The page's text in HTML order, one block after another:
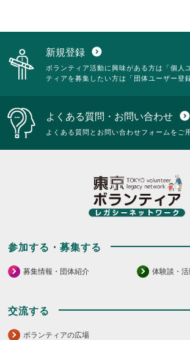
新規登録 expand_circle_down
ボランティア活動に興味がある方は「個人
ティアを募集したい方は「団体ユーザー登
よくある質問・お問い合わせ expand_circle_down
よくある質問とお問い合わせフォームをご
参加する・募集する
募集情報・団体紹介 体験談・活
交流する
ボランティアの広場